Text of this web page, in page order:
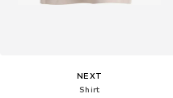
NEXT
Shirt